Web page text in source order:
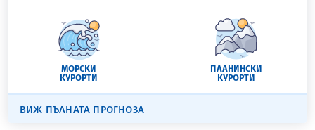
МОРСКИ
КУРОРТИ
ПЛАНИНСКИ
КУРОРТИ
ВИЖ ПЪЛНАТА ПРОГНОЗА